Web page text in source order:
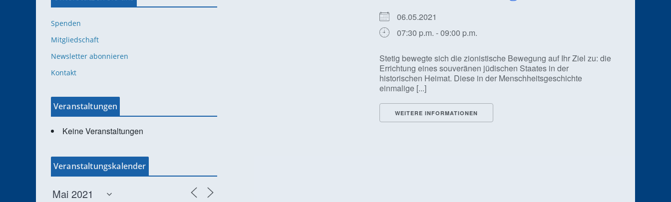
06.05.2021
07:30 p.m. - 09:00 p.m.
Stetig bewegte sich die zionistische Bewegung auf Ihr Ziel zu: die
Errichtung eines souveränen jüdischen Staates in der
historischen Heimat. Diese in der Menschheitsgeschichte
einmalige [...]
WEITERE INFORMATIONEN
Spenden
Mitgliedschaft
Newsletter abonnieren
Kontakt
Veranstaltungen
Keine Veranstaltungen
Veranstaltungskalender